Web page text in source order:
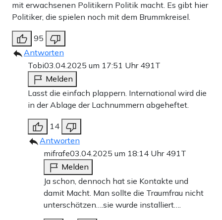
mit erwachsenen Politikern Politik macht. Es gibt hier
Politiker, die spielen noch mit dem Brummkreisel.
95
Antworten
Tobi03.04.2025 um 17:51 Uhr 491T
Melden
Lasst die einfach plappern. International wird die
in der Ablage der Lachnummern abgeheftet.
14
Antworten
mifrafe03.04.2025 um 18:14 Uhr 491T
Melden
Ja schon, dennoch hat sie Kontakte und
damit Macht. Man sollte die Traumfrau nicht
unterschätzen….sie wurde installiert….